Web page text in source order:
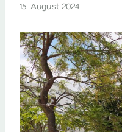
15. August 2024